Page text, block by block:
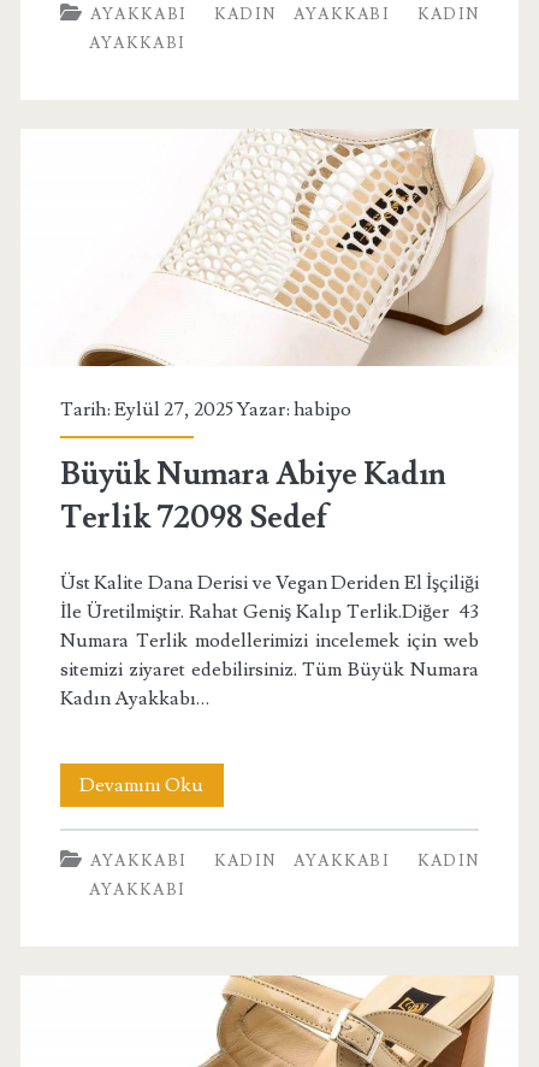
Abiye
Siyah
AYAKKABI KADIN AYAKKABI
KADIN
AYAKKABI
Tarih: Eylül 27, 2025 Yazar: habipo
Büyük Numara Abiye Kadın
Terlik 72098 Sedef
Üst Kalite Dana Derisi ve Vegan Deriden El İşçiliği
İle Üretilmiştir. Rahat Geniş Kalıp Terlik.Diğer 43
Numara Terlik modellerimizi incelemek için web
sitemizi ziyaret edebilirsiniz. Tüm Büyük Numara
Kadın Ayakkabı…
Devamını OkuBüyük
Numara
Abiye
72098
Sedef
AYAKKABI KADIN AYAKKABI
KADIN
AYAKKABI